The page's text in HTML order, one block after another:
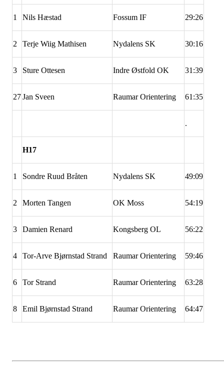
1 Nils Hæstad Fossum IF 29:26
2 Terje Wiig Mathisen Nydalens SK 30:16
3 Sture Ottesen Indre Østfold OK 31:39
27Jan Sveen Raumar Orientering 61:35
.
H17
1 Sondre Ruud Bråten Nydalens SK 49:09
2 Morten Tangen OK Moss 54:19
3 Damien Renard Kongsberg OL 56:22
4 Tor-Arve Bjørnstad Strand Raumar Orientering 59:46
6 Tor Strand Raumar Orientering 63:28
8 Emil Bjørnstad Strand Raumar Orientering 64:47